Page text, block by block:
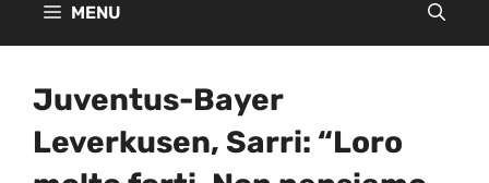
MENU
Juventus-Bayer
Leverkusen, Sarri: “Loro